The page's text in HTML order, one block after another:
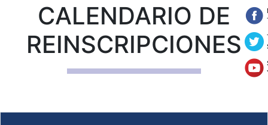
CALENDARIO DE
REINSCRIPCIONES